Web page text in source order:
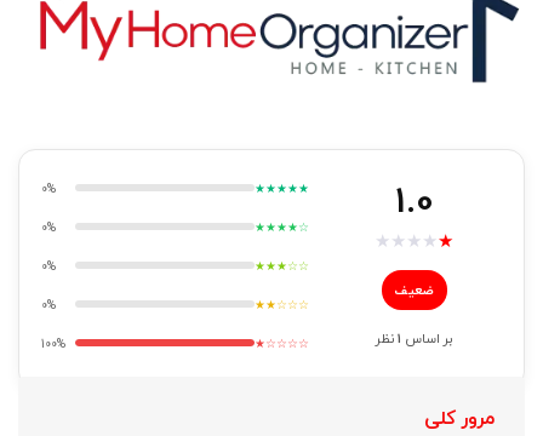
1.0
★
★
★
★
★
ضعیف
بر اساس 1نظر
★★★★★
0%
★★★★☆
0%
★★★☆☆
0%
★★☆☆☆
0%
★☆☆☆☆
100%
مرور کلی